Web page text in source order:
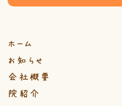
ホーム
お知らせ
会社概要
院紹介